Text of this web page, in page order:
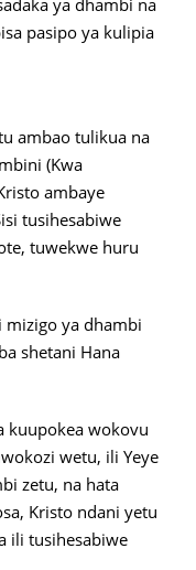
ya dhambi na
pasipo ya kulipia
ambao tulikua na
(Kwa
ambaye
tusihesabiwe
tuwekwe huru
mizigo ya dhambi
shetani Hana
kuupokea wokovu
wetu, ili Yeye
zetu, na hata
Kristo ndani yetu
ili tusihesabiwe